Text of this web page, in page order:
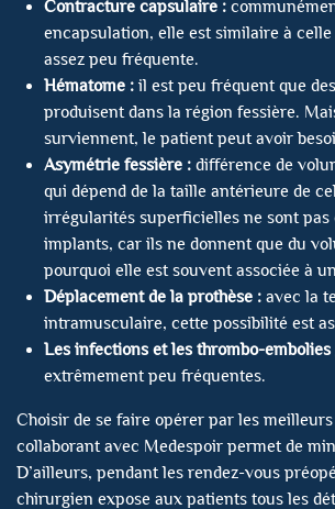
Contracture capsulaire :
encapsulation, elle est similaire à
assez peu fréquente.
Hématome : il est peu fréquent que
produisent dans la région fessière.
surviennent, le patient peut avoir
Asymétrie fessière : différence de
qui dépend de la taille antérieure de
irrégularités superficielles ne sont pas
implants, car ils ne donnent que du
pourquoi elle est souvent associée à
Déplacement de la prothèse : avec la
intramusculaire, cette possibilité est
Les infections et les thrombo-embolies
extrêmement peu fréquentes.
Choisir de se faire opérer par les
collaborant avec Medespoir permet de
D’ailleurs, pendant les rendez-vous
chirurgien expose aux patients tous les